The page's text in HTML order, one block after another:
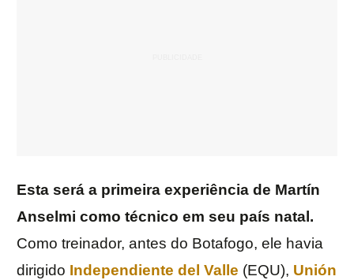
Esta será a primeira experiência de Martín
Anselmi como técnico em seu país natal.
Como treinador, antes do Botafogo, ele havia
dirigido Independiente del Valle (EQU), Unión